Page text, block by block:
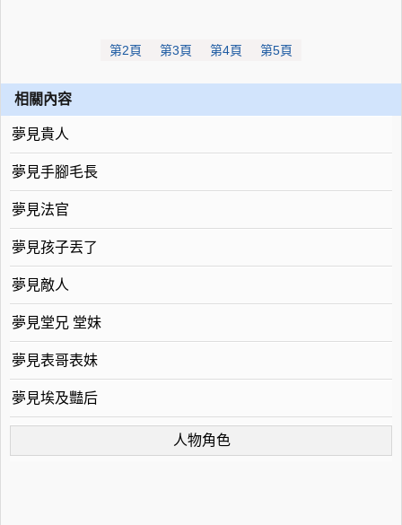
第2頁 第3頁 第4頁 第5頁
相關內容
夢見貴人
夢見手腳毛長
夢見法官
夢見孩子丟了
夢見敵人
夢見堂兄 堂妹
夢見表哥表妹
夢見埃及豔后
人物角色